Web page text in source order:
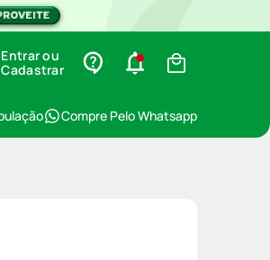
Entrar ou
Cadastrar
Compre Pelo Whatsapp